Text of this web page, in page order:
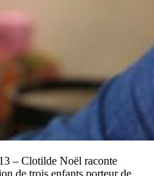
– Clotilde Noël raconte
de trois enfants porteur de